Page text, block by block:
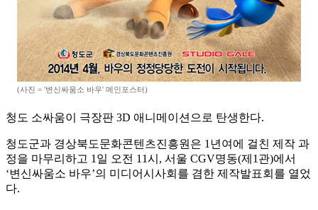
(사진 = '변신싸움소 바우' 메인포스터)
청도 소싸움이 극장판 3D 애니메이션으로 탄생한다.
청도군과 경상북도문화콘텐츠진흥원은 1년여에 걸친 제작 과
정을 마무리하고 1일 오전 11시, 서울 CGV명동(제1관)에서
‘변신싸움소 바우’의 미디어시사회를 겸한 제작발표회를 열었
다.